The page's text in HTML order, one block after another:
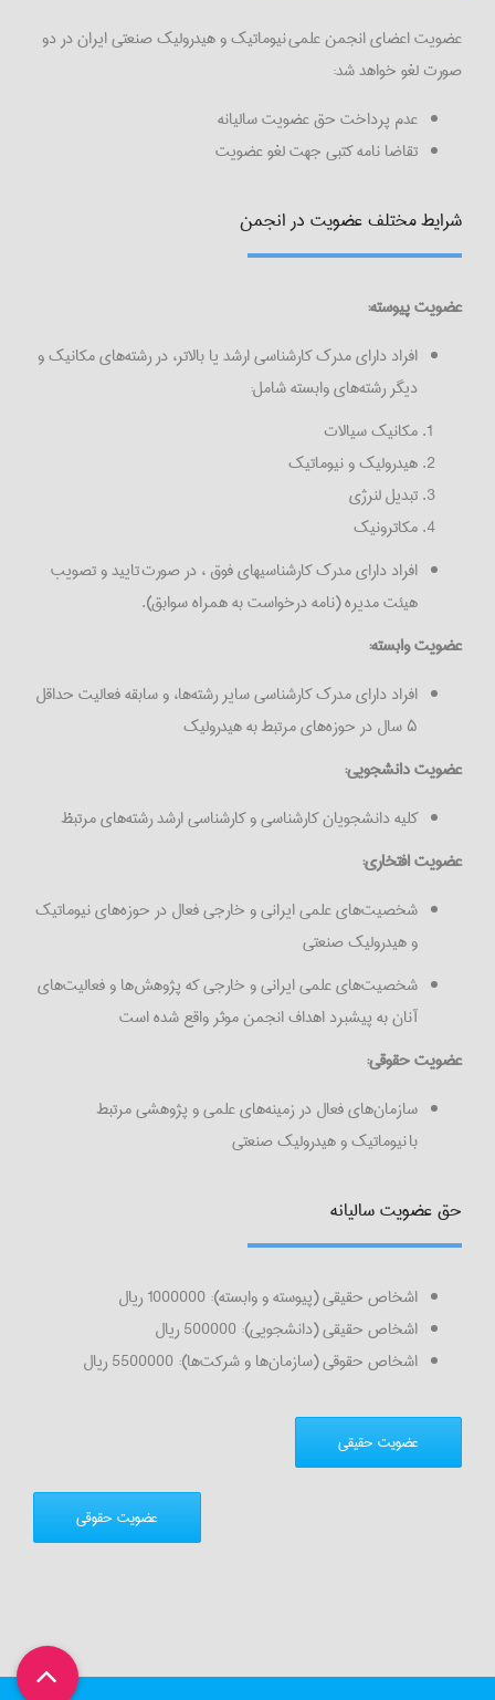
عضویت اعضای انجمن علمی نیوماتیک و هیدرولیک صنعتی ایران در دو
صورت لغو خواهد شد:
عدم پرداخت حق عضویت سالیانه
تقاضا نامه کتبی جهت لغو عضویت
شرایط مختلف عضویت در انجمن
عضویت پیوسته:
افراد دارای مدرک کارشناسی ارشد یا بالاتر، در رشته‌های مکانیک و
دیگر رشته‌های وابسته شامل:
مکانیک سیالات
هیدرولیک و نیوماتیک
تبدیل لنرژی
مکاترونیک
افراد دارای مدرک کارشناسیهای فوق ، در صورت تایید و تصویب
هیئت مدیره (نامه درخواست به همراه سوابق).
عضویت وابسته:
افراد دارای مدرک کارشناسی سایر رشته‌ها، و سابقه فعالیت حداقل
۵ سال در حوزه‌های مرتبط به هیدرولیک
عضویت دانشجویی:
کلیه دانشجویان کارشناسی و کارشناسی ارشد رشته‌های مرتبظ
عضویت افتخاری:
شخصیت‌های علمی ایرانی و خارجی فعال در حوزه‌های نیوماتیک
و هیدرولیک صنعتی
شخصیت‌های علمی ایرانی و خارجی که پژوهش‌ها و فعالیت‌های
آنان به پیشبرد اهداف انجمن موثر واقع شده است
عضویت حقوقی:
سازمان‌های فعال در زمینه‌های علمی و پژوهشی مرتبط
با نیوماتیک و هیدرولیک صنعتی
حق عضویت سالیانه
اشخاص حقیقی (پیوسته و وابسته): 1000000 ریال
اشخاص حقیقی (دانشجویی): 500000 ریال
اشخاص حقوقی (سازمان‌ها و شرکت‌ها): 5500000 ریال
عضویت حقیقی
عضویت حقوقی